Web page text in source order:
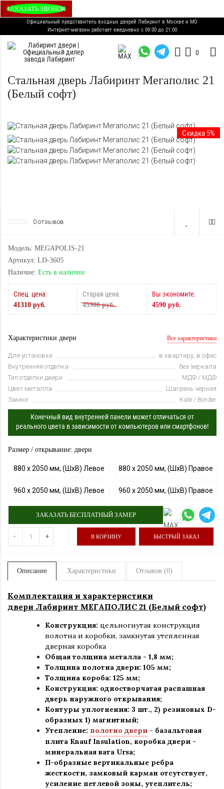
ЗАКАЗАТЬ ЗВОНОК
Официальный представитель входных дверей Лабиринт в Москве и МО
Интернет-магазин работает ежедневно с 09:00 до 21:00
0
Стальная дверь Лабиринт Мегаполис 21
(Белый софт)
Скидка 5%
0 отзывов
Модель: MEGAPOLIS-21
Артикул: LD-3605
Наличие: Есть в наличии
Спец. цена:
41310 руб.
Старая цена:
45900 руб.
Вы экономите:
4590 руб.
Характеристики двери Все характеристики
Для установки
в квартиру, в офис
Внутренняя отделка
без зеркала
Тип отделки двери
МДФ / МДФ
Цвет металла
Шагрень черная
Замки
Kale / Border
Конечный вид внутренней панели может отличаться от
реального цвета в зависимости от компьютеров или смартфонов!
Размер / открывание: двери
880 х 2050 мм, (ШхВ) Левое 880 х 2050 мм, (ШхВ) Правое
960 х 2050 мм, (ШхВ) Левое 960 х 2050 мм, (ШхВ) Правое
ЗАКАЗАТЬ БЕСПЛАТНЫЙ ЗАМЕР
- + В КОРЗИНУ БЫСТРЫЙ ЗАКАЗ
Описание Характеристики Отзывов (0)
Комплектация и характеристики
двери Лабиринт МЕГАПОЛИС 21 (Белый софт)
Конструкция: цельногнутая конструкция
полотна и коробки, замкнутая утепленная
дверная коробка
Общая толщина металла - 1,8 мм;
Толщина полотна двери: 105 мм;
Толщина короба: 125 мм;
Конструкция: одностворчатая распашная
дверь наружного открывания;
Контуры уплотнения: 3 шт., 2) резиновых D-
образных 1) магнитный;
Утепление: полотно двери - базальтовая
плита Knauf Insulation, коробка двери -
минеральная вата Ursa;
П-образные вертикальные ребра
жесткости, замковый карман отсутствует,
усиление петлевой зоны, утеплитель;